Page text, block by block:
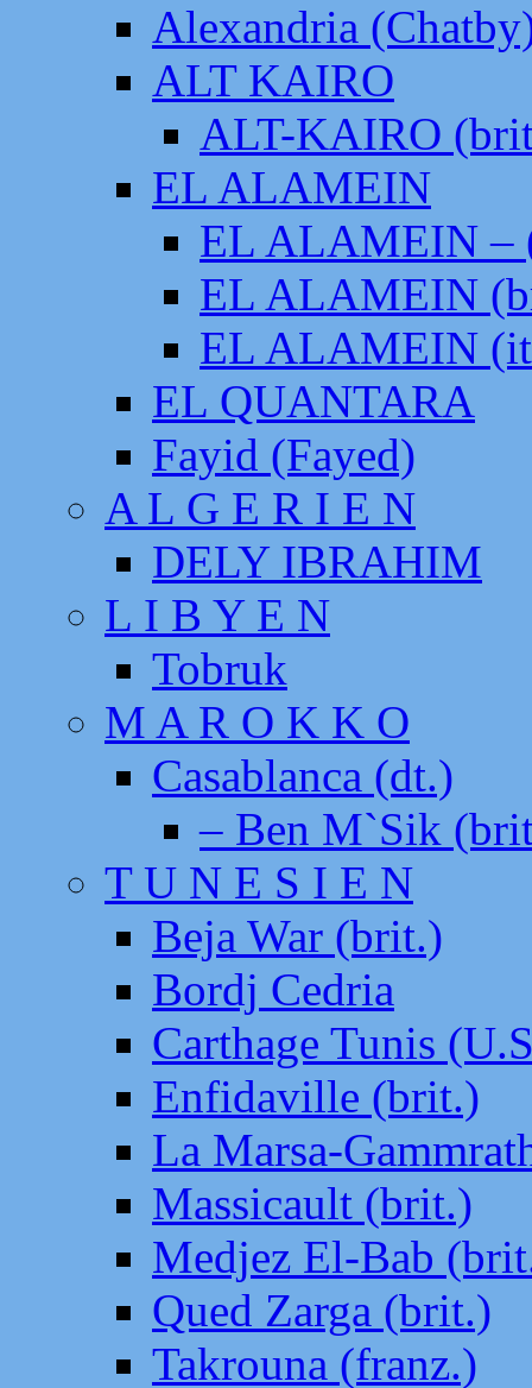
Alexandria
ALT KAIRO
ALT-KAIRO
EL ALAMEIN
EL ALAMEIN –
EL ALAMEIN
EL ALAMEIN
EL QUANTARA
Fayid (Fayed)
A L G E R I E N
DELY IBRAHIM
L I B Y E N
Tobruk
M A R O K K O
Casablanca (dt.)
– Ben M`Sik
T U N E S I E N
Beja War (brit.)
Bordj Cedria
Carthage Tunis
Enfidaville (brit.)
La Marsa-
Massicault (brit.)
Medjez El-Bab
Qued Zarga (brit.)
Takrouna (franz.)